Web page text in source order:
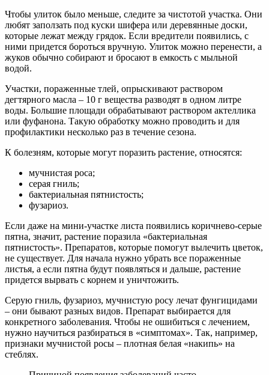
Чтобы улиток было меньше, следите за чистотой участка. Они
любят заползать под куски шифера или деревянные доски,
которые лежат между грядок. Если вредители появились, с
ними придется бороться вручную. Улиток можно перенести, а
жуков обычно собирают и бросают в емкость с мыльной
водой.
Участки, пораженные тлей, опрыскивают раствором
дегтярного масла – 10 г вещества разводят в одном литре
воды. Большие площади обрабатывают раствором актеллика
или фуфанона. Такую обработку можно проводить и для
профилактики несколько раз в течение сезона.
К болезням, которые могут поразить растение, относятся:
мучнистая роса;
серая гниль;
бактериальная пятнистость;
фузариоз.
Если даже на мини-участке листа появились коричнево-серые
пятна, значит, растение поразила «бактериальная
пятнистость». Препаратов, которые помогут вылечить цветок,
не существует. Для начала нужно убрать все пораженные
листья, а если пятна будут появляться и дальше, растение
придется вырвать с корнем и уничтожить.
Серую гниль, фузариоз, мучнистую росу лечат фунгицидами
– они бывают разных видов. Препарат выбирается для
конкретного заболевания. Чтобы не ошибиться с лечением,
нужно научиться разбираться в «симптомах». Так, например,
признаки мучнистой росы – плотная белая «накипь» на
стеблях.